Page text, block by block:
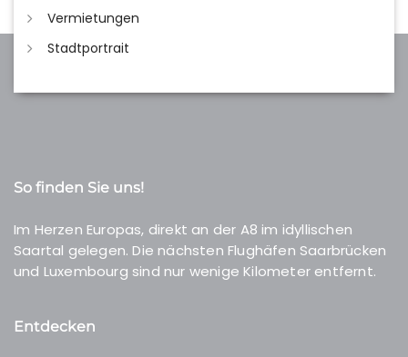
Vermietungen
Stadtportrait
So finden Sie uns!
Im Herzen Europas, direkt an der A8 im idyllischen
Saartal gelegen. Die nächsten Flughäfen Saarbrücken
und Luxembourg sind nur wenige Kilometer entfernt.
Entdecken